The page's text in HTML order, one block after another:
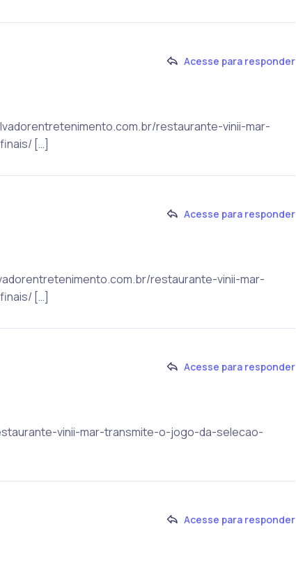
Acesse para responder
restaurante-vinii-mar-
[…]
Acesse para responder
restaurante-vinii-mar-
[…]
Acesse para responder
vinii-mar-transmite-o-jogo-da-selecao-
Acesse para responder